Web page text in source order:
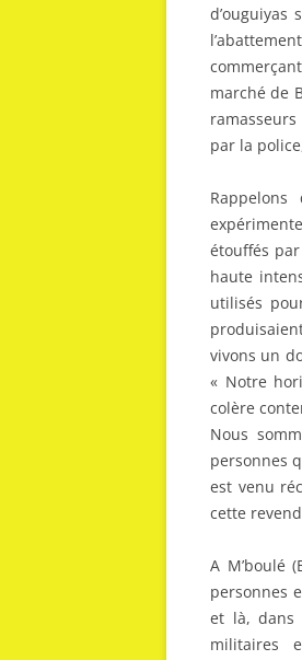
d’ouguiyas
marché de
par la
étouffés
haute
utilisés
vivons un
« Notre
colère
Nous
personnes
est venu
cette
A M’boulé
personnes
et là, dans
militaires